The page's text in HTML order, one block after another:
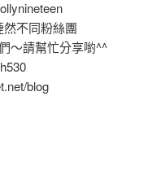
不同粉絲團
～請幫忙分享喲^^
blog